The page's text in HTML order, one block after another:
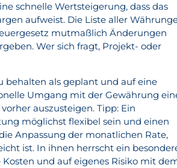
schnelle Wertsteigerung, dass das
aufweist. Die Liste aller
mutmaßlich Änderungen
Wer sich fragt, Projekt- oder
behalten als geplant und auf eine
Umgang mit der Gewährung
auszusteigen. Tipp: Ein
möglichst flexibel sein und einen
Anpassung der monatlichen Rate,
ist. In ihnen herrscht ein
und auf eigenes Risiko mit